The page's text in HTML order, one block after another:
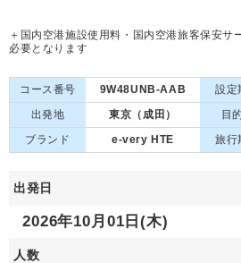
＋国内空港施設使用料・国内空港旅客保安サ
必要となります
コース番号 9W48UNB-AAB 設定
出発地
東京（成田） 目
ブランド
e-very HTE 旅行
出発日
2026年10月01日(木)
人数